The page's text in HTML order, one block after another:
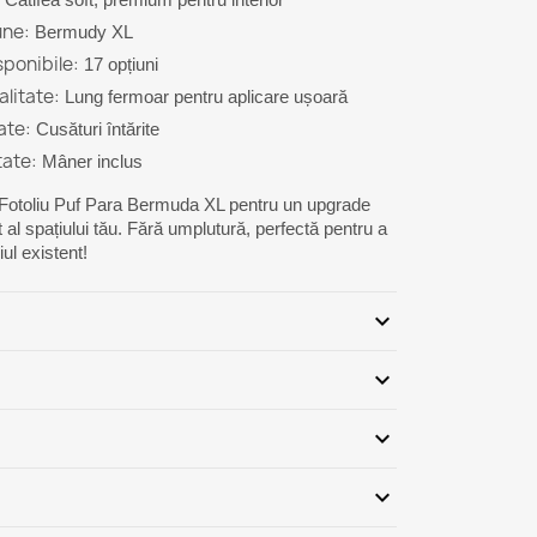
Bermudy XL
17 opțiuni
Lung fermoar pentru aplicare ușoară
Cusături întărite
Mâner inclus
Puf Para Bermuda XL pentru un upgrade
al spațiului tău. Fără umplutură, perfectă pentru a
existent!
expand_more
conform
expand_more
cu fotoliul meu puf existent?
cu umplutură?
expand_more
expand_more